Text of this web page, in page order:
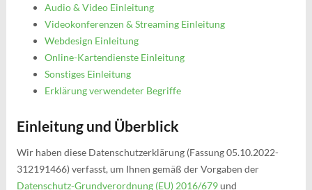
Audio & Video Einleitung
Videokonferenzen & Streaming Einleitung
Webdesign Einleitung
Online-Kartendienste Einleitung
Sonstiges Einleitung
Erklärung verwendeter Begriffe
Einleitung und Überblick
Wir haben diese Datenschutzerklärung (Fassung 05.10.2022-
312191466) verfasst, um Ihnen gemäß der Vorgaben der
Datenschutz-Grundverordnung (EU) 2016/679und